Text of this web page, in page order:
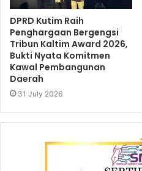
DPRD Kutim Raih
Penghargaan Bergengsi
Tribun Kaltim Award 2026,
Bukti Nyata Komitmen
Kawal Pembangunan
Daerah
31 July 2026